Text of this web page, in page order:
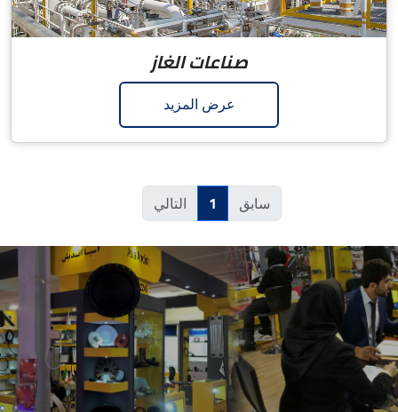
صناعات الغاز
عرض المزيد
سابق 1 التالي